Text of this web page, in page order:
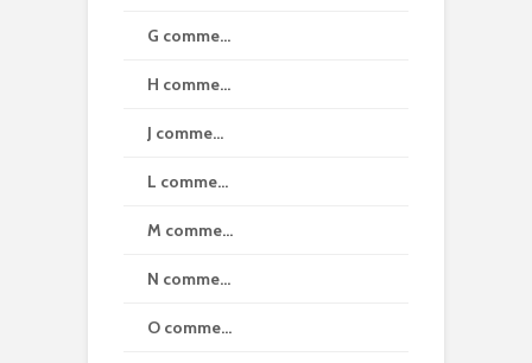
G comme…
H comme…
J comme…
L comme…
M comme…
N comme…
O comme…